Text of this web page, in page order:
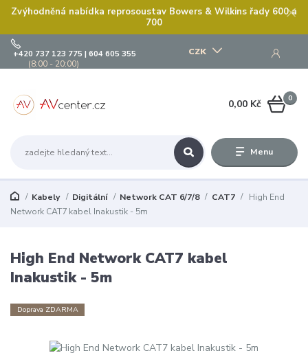
Zvýhodněná nabídka reprosoustav Bowers & Wilkins řady 600 a
700
Menu
CZK
+420 737 123 775 | 604 605 355
(8:00 - 20:00)
0
0,00 Kč
Kabely Digitální Network CAT 6/7/8 CAT7
High End
Network CAT7 kabel Inakustik - 5m
High End Network CAT7 kabel
Inakustik - 5m
Doprava ZDARMA